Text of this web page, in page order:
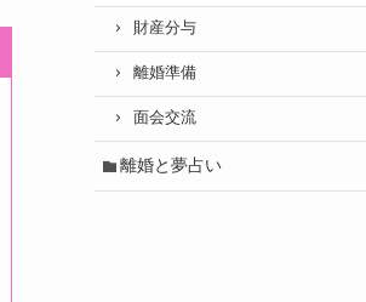
財産分与
離婚準備
面会交流
離婚と夢占い